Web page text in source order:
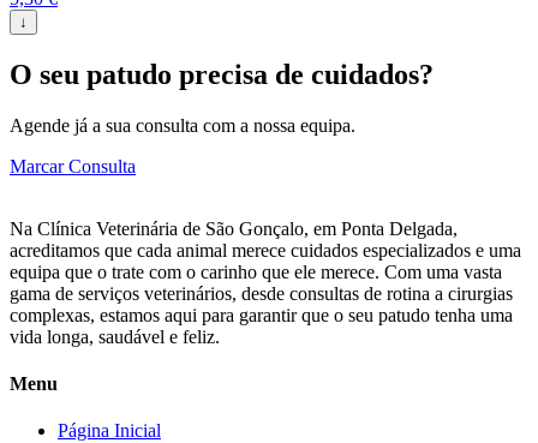
↓
O seu patudo precisa de cuidados?
Agende já a sua consulta com a nossa equipa.
Marcar Consulta
Na Clínica Veterinária de São Gonçalo, em Ponta Delgada,
acreditamos que cada animal merece cuidados especializados e uma
equipa que o trate com o carinho que ele merece. Com uma vasta
gama de serviços veterinários, desde consultas de rotina a cirurgias
complexas, estamos aqui para garantir que o seu patudo tenha uma
vida longa, saudável e feliz.
Menu
Página Inicial